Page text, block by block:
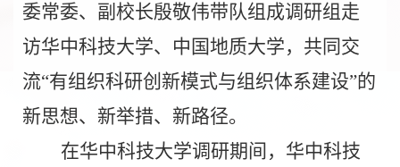
委常委、副校长殷敬伟带队组成调研组走
访华中科技大学、中国地质大学，共同交
流“有组织科研创新模式与组织体系建设”的
新思想、新举措、新路径。
在华中科技大学调研期间， 华中科技